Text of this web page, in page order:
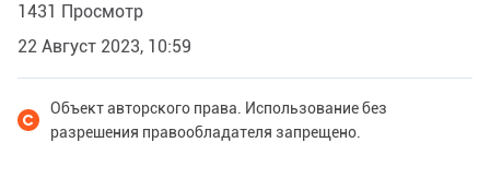
1431 Просмотр
22 Август 2023, 10:59
Объект авторского права. Использование без
разрешения правообладателя запрещено.